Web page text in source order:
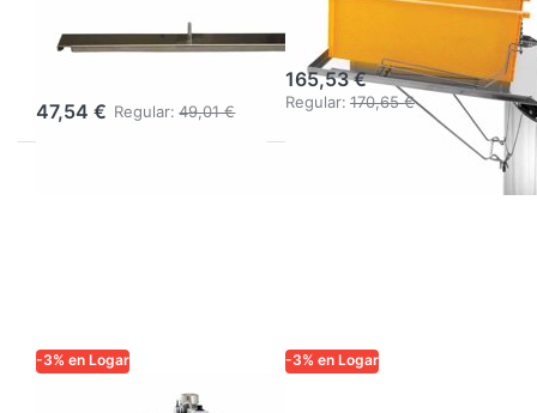
para
47,54 € Regular: 49,01 €
goteo
165,53 €
Regular: 170,65 €
-3% en Logar -3% en Logar